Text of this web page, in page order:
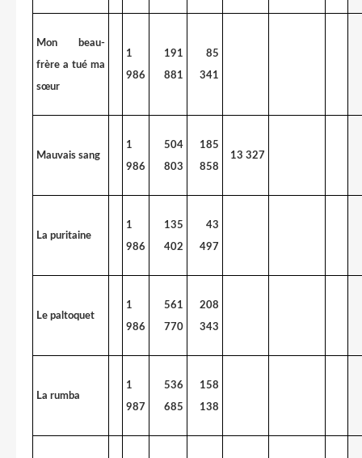
Mon beau-
frère a tué ma
sœur
1
986
191
881
85
341
Mauvais sang
1
986
504
803
185
858
13 327
La puritaine
1
986
135
402
43
497
Le paltoquet
1
986
561
770
208
343
La rumba
1
987
536
685
158
138